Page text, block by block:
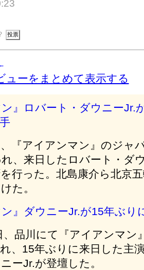
ューをまとめて表示する
ン』ロバート・ダウニーJr.
『アイアンマン』のジャ
、来日したロバート・ダ
行った。北島康介ら北京
た。
ン』ダウニーJr.が15年ぶり
、品川にて『アイアンマン
、15年ぶりに来日した主
ーJr.が登壇した。